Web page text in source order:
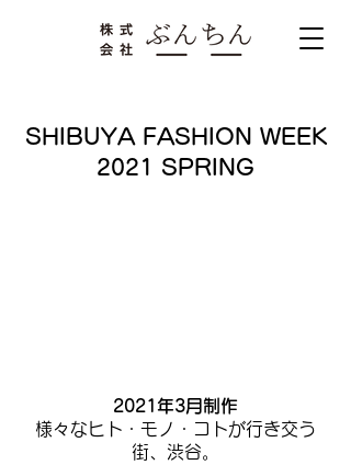
SHIBUYA FASHION WEEK
2021 SPRING
2021年3月制作
様々なヒト・モノ・コトが行き交う
街、渋谷。